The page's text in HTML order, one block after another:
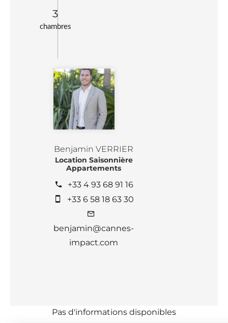
chambres
3
Benjamin VERRIER
Location Saisonnière
Appartements
+33 4 93 68 91 16
+33 6 58 18 63 30
benjamin@cannes-
impact.com
Pas d'informations disponibles